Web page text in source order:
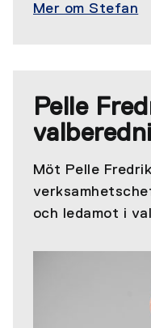
Mer om Stefan
Pelle
Möt Pelle
och ledamot i